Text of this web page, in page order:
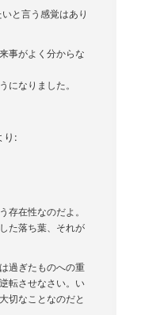
と言う感覚はあり
事がよく分からな
になりました。
り:
存在性なのだよ。
た落ち葉、それが
過ぎたものへの重
転させなさい。い
切なことなのだと